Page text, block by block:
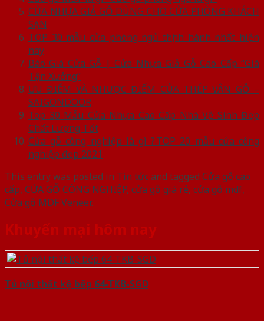
CỬA NHỰA GIẢ GỖ DÙNG CHO CỬA PHÒNG KHÁCH
SẠN
TOP 30 mẫu cửa phòng ngủ thịnh hành nhất hiện
nay
Báo Giá Cửa Gỗ | Cửa Nhựa Giả Gỗ Cao Cấp “Giá
Tận Xưởng”
ƯU ĐIỂM VÀ NHƯỢC ĐIỂM CỬA THÉP VÂN GỖ –
SAIGONDOOR
Top 30 Mẫu Cửa Nhựa Cao Cấp Nhà Vệ Sinh Đẹp
Chất Lượng Tốt
Cửa gỗ công nghiệp là gì ?.TOP 20 mẫu cửa công
nghiệp đẹp 2021
This entry was posted in Tin tứcand tagged Cửa gỗ cao
cấp, CỬA GỖ CÔNG NGHIỆP, cửa gỗ giá rẻ, cửa gỗ mdf,
Cửa gỗ MDF Veneer.
Khuyến mại hôm nay
Tủ nội thất kệ bếp 64-TKB-SGD